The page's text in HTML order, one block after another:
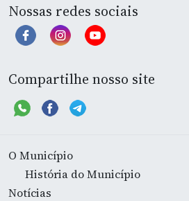
Nossas redes sociais
Compartilhe nosso site
O Município
História do Município
Notícias